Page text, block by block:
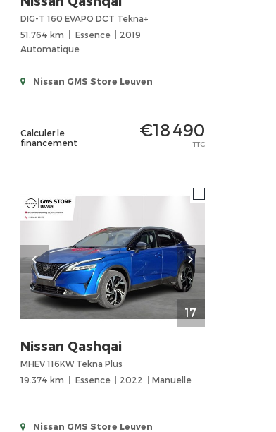
DIG-T 160 EVAPO DCT Tekna+
51.764 km
Essence
2019
Automatique
Nissan GMS Store Leuven
Calculer le
financement
€18 490
TTC
17
Nissan Qashqai
MHEV 116KW Tekna Plus
19.374 km
Essence 2022 Manuelle
Nissan GMS Store Leuven